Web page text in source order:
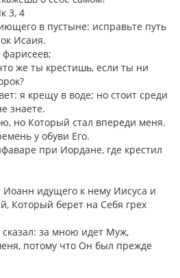
3, 4
в пустыне: исправьте путь
Исаия.
же ты крестишь, если ты ни
я крещу в воде; но стоит среди
знаете.
но Который стал впереди меня.
у обуви Его.
при Иордане, где крестил
Иоанн идущего к нему Иисуса и
Который берет на Себя грех
за мною идет Муж,
потому что Он был прежде